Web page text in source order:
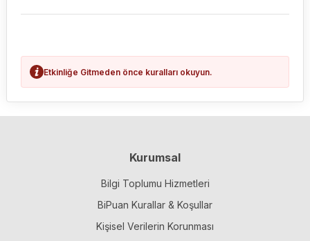
Etkinliğe Gitmeden önce kuralları okuyun.
Kurumsal
Bilgi Toplumu Hizmetleri
BiPuan Kurallar & Koşullar
Kişisel Verilerin Korunması